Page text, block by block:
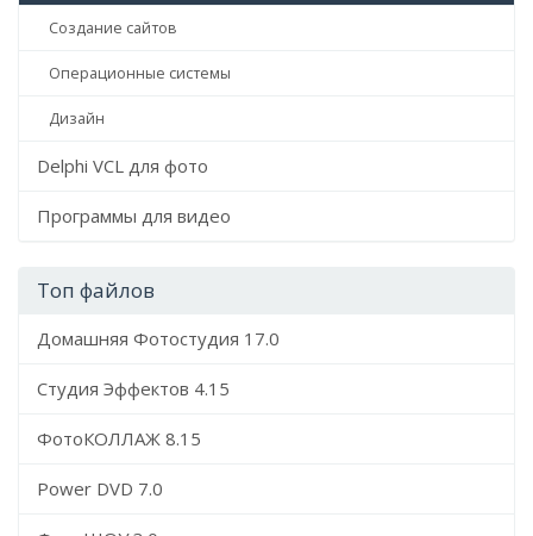
Создание сайтов
Операционные системы
Дизайн
Delphi VCL для фото
Программы для видео
Топ файлов
Домашняя Фотостудия 17.0
Студия Эффектов 4.15
ФотоКОЛЛАЖ 8.15
Power DVD 7.0